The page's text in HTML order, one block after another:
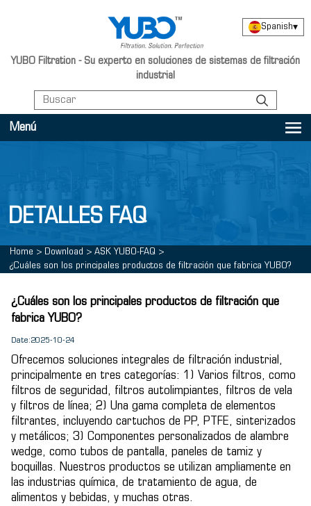
YUBO Filtration - Su experto en soluciones de sistemas de filtración
industrial
Spanish▾
Menú
DETALLES FAQ
Home > Download > ASK YUBO-FAQ >
¿Cuáles son los principales productos de filtración que fabrica YUBO?
¿Cuáles son los principales productos de filtración que
fabrica YUBO?
Date:2025-10-24
Ofrecemos soluciones integrales de filtración industrial,
principalmente en tres categorías: 1) Varios filtros, como
filtros de seguridad, filtros autolimpiantes, filtros de vela
y filtros de línea; 2) Una gama completa de elementos
filtrantes, incluyendo cartuchos de PP, PTFE, sinterizados
y metálicos; 3) Componentes personalizados de alambre
wedge, como tubos de pantalla, paneles de tamiz y
boquillas. Nuestros productos se utilizan ampliamente en
las industrias química, de tratamiento de agua, de
alimentos y bebidas, y muchas otras.